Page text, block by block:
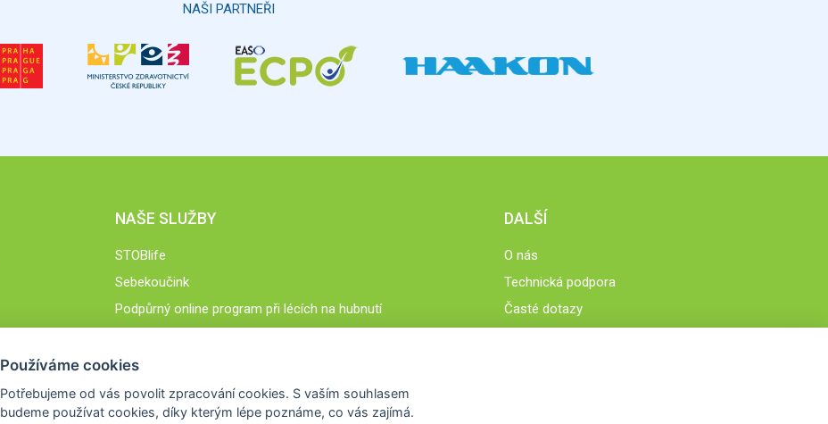
NAŠI PARTNEŘI
NAŠE SLUŽBY
STOBlife
Sebekoučink
Podpůrný online program při lécích na hubnutí
DALŠÍ
O nás
Technická podpora
Časté dotazy
Používáme cookies
Potřebujeme od vás povolit zpracování cookies. S vaším souhlasem
budeme používat cookies, díky kterým lépe poznáme, co vás zajímá.